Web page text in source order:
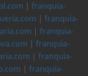
| franquia-
| franquia-
| franquia-
| franquia-
| franquia-
| franquia-